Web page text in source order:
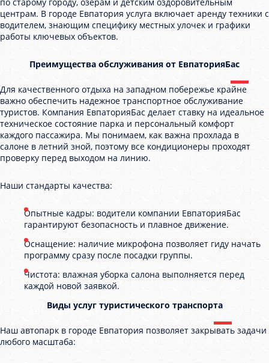
центрам. В городе Евпатория услуга включает аренду техники с
водителем, знающим специфику местных улочек и графики
работы ключевых объектов.
Преимущества обслуживания от ЕвпаторияБас
Для качественного отдыха на западном побережье крайне
важно обеспечить надежное транспортное обслуживание
туристов. Компания ЕвпаторияБас делает ставку на идеальное
техническое состояние парка и персональный комфорт
каждого пассажира. Мы понимаем, как важна прохлада в
салоне в летний зной, поэтому все кондиционеры проходят
проверку перед выходом на линию.
Наши стандарты качества:
Опытные кадры: водители компании ЕвпаторияБас
гарантируют безопасность и плавное движение.
Оснащение: наличие микрофона позволяет гиду начать
программу сразу после посадки группы.
Чистота: влажная уборка салона выполняется перед
каждой новой заявкой.
Виды услуг туристического транспорта
Наш автопарк в городе Евпатория позволяет закрывать задачи
любого масштаба: